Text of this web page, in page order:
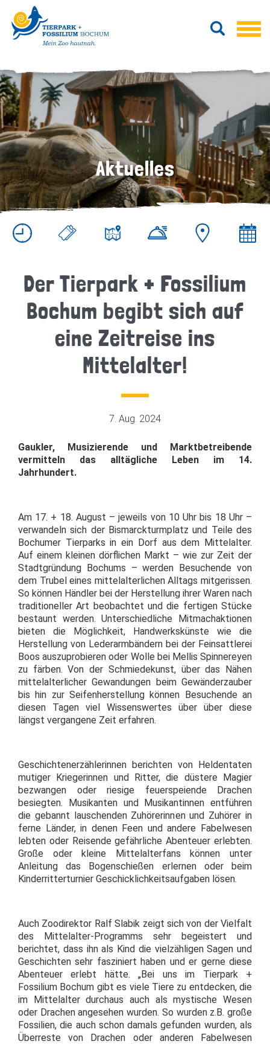
Aktuelles
Der Tierpark + Fossilium
Bochum begibt sich auf
eine Zeitreise ins
Mittelalter!
7. Aug. 2024
Gaukler, Musizierende und Marktbetreibende
vermitteln das alltägliche Leben im 14.
Jahrhundert.
Am 17. + 18. August – jeweils von 10 Uhr bis 18 Uhr –
verwandeln sich der Bismarckturmplatz und Teile des
Bochumer Tierparks in ein Dorf aus dem Mittelalter.
Auf einem kleinen dörflichen Markt – wie zur Zeit der
Stadtgründung Bochums – werden Besuchende von
dem Trubel eines mittelalterlichen Alltags mitgerissen.
So können Händler bei der Herstellung ihrer Waren nach
traditioneller Art beobachtet und die fertigen Stücke
bestaunt werden. Unterschiedliche Mitmachaktionen
bieten die Möglichkeit, Handwerkskünste wie die
Herstellung von Lederarmbändern bei der Feinsattlerei
Boos auszuprobieren oder Wolle bei Mellis Spinnereyen
zu färben. Von der Schmiedekunst, über das Nähen
mittelalterlicher Gewandungen beim Gewänderzauber
bis hin zur Seifenherstellung können Besuchende an
diesen Tagen viel Wissenswertes über über diese
längst vergangene Zeit erfahren.
Geschichtenerzählerinnen berichten von Heldentaten
mutiger Kriegerinnen und Ritter, die düstere Magier
bezwangen oder riesige feuerspeiende Drachen
besiegten. Musikanten und Musikantinnen entführen
die gebannt lauschenden Zuhörerinnen und Zuhörer in
ferne Länder, in denen Feen und andere Fabelwesen
lebten oder Reisende gefährliche Abenteuer erlebten.
Große oder kleine Mittelalterfans können unter
Anleitung das Bogenschießen erlernen oder beim
Kinderritterturnier Geschicklichkeitsaufgaben lösen.
Auch Zoodirektor Ralf Slabik zeigt sich von der Vielfalt
des Mittelalter-Programms sehr begeistert und
berichtet, dass ihn als Kind die vielzähligen Sagen und
Geschichten sehr fasziniert haben und er gerne diese
Abenteuer erlebt hätte. „Bei uns im Tierpark +
Fossilium Bochum gibt es viele Tiere zu entdecken, die
im Mittelalter durchaus auch als mystische Wesen
oder Drachen angesehen wurden. So wurden z.B. große
Fossilien, die auch schon damals gefunden wurden, als
Überreste von Drachen oder anderen Fabelwesen